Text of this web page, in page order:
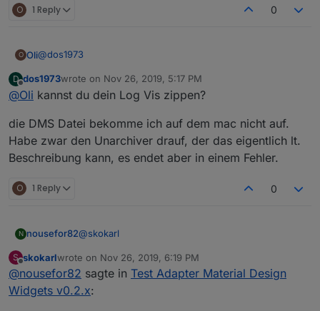
Danke nochmal für die tolle Arbeit.
O 1 Reply 0
O Oli@dos1973
so, bitteschön:
Log-Vis
benutze zusätzlich noch ein anderes bei Interesse einfach
Bescheid sagen.
D
Offline
dos1973wrote on Nov 26, 2019, 5:17 PM
last edited by
@Oli kannst du dein Log Vis zippen?
die DMS Datei bekomme ich auf dem mac nicht auf.
Habe zwar den Unarchiver drauf, der das eigentlich lt.
Beschreibung kann, es endet aber in einem Fehler.
O 1 Reply 0
N nousefor82@skokarl
Servus,
schon gefunden, wie es mit css funktioniert?
S skokarlwrote on Nov 26, 2019, 6:19 PM
last edited by
@nousefor82 sagte in Test Adapter Material Design
Widgets v0.2.x: